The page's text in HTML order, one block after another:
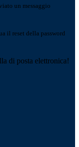
un messaggio
il reset della password
di posta elettronica!